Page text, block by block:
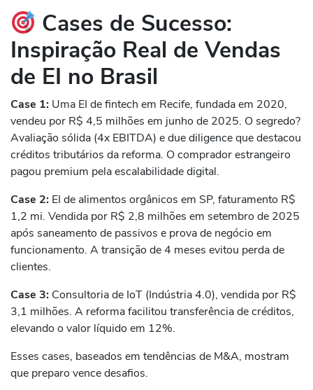
Cases de Sucesso:
Inspiração Real de Vendas
de EI no Brasil
Case 1: Uma EI de fintech em Recife, fundada em 2020,
vendeu por R$ 4,5 milhões em junho de 2025. O segredo?
Avaliação sólida (4x EBITDA) e due diligence que destacou
créditos tributários da reforma. O comprador estrangeiro
pagou premium pela escalabilidade digital.
Case 2: EI de alimentos orgânicos em SP, faturamento R$
1,2 mi. Vendida por R$ 2,8 milhões em setembro de 2025
após saneamento de passivos e prova de negócio em
funcionamento. A transição de 4 meses evitou perda de
clientes.
Case 3: Consultoria de IoT (Indústria 4.0), vendida por R$
3,1 milhões. A reforma facilitou transferência de créditos,
elevando o valor líquido em 12%.
Esses cases, baseados em tendências de M&A, mostram
que preparo vence desafios.